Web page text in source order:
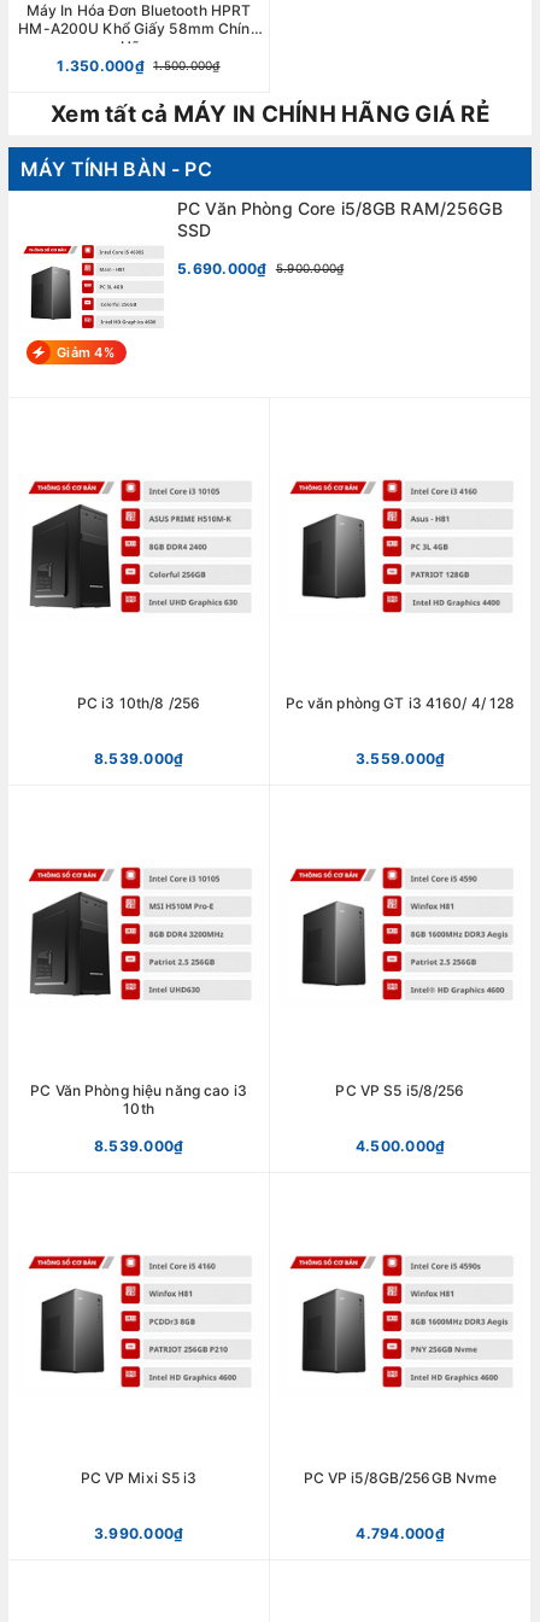
Máy In Hóa Đơn Bluetooth HPRT
HM-A200U Khổ Giấy 58mm Chính
Hãng
1.350.000₫
1.500.000₫
Xem tất cả MÁY IN CHÍNH HÃNG GIÁ RẺ
MÁY TÍNH BÀN - PC
Giảm 4%
PC Văn Phòng Core i5/8GB RAM/256GB
SSD
5.690.000₫ 5.900.000₫
PC i3 10th/8 /256
8.539.000₫
Pc văn phòng GT i3 4160/ 4/ 128
3.559.000₫
PC Văn Phòng hiệu năng cao i3
10th
8.539.000₫
PC VP S5 i5/8/256
4.500.000₫
PC VP Mixi S5 i3
3.990.000₫
PC VP i5/8GB/256GB Nvme
4.794.000₫